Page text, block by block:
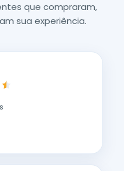
que compraram,
sua experiência.